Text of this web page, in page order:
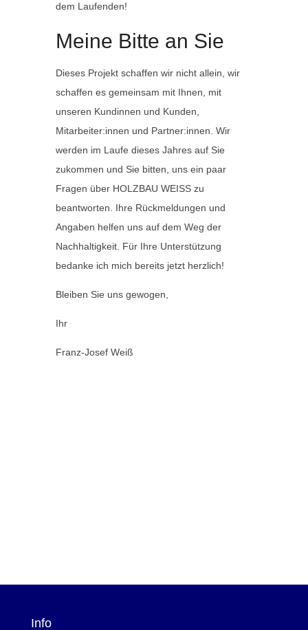
dem Laufenden!
Meine Bitte an Sie
Dieses Projekt schaffen wir nicht allein, wir
schaffen es gemeinsam mit Ihnen, mit
unseren Kundinnen und Kunden,
Mitarbeiter:innen und Partner:innen. Wir
werden im Laufe dieses Jahres auf Sie
zukommen und Sie bitten, uns ein paar
Fragen über HOLZBAU WEISS zu
beantworten. Ihre Rückmeldungen und
Angaben helfen uns auf dem Weg der
Nachhaltigkeit. Für Ihre Unterstützung
bedanke ich mich bereits jetzt herzlich!
Bleiben Sie uns gewogen,
Ihr
Franz-Josef Weiß
Info